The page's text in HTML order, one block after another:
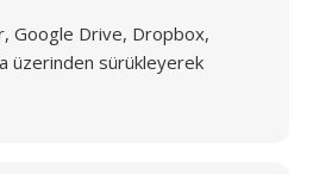
Google Drive, Dropbox,
üzerinden sürükleyerek